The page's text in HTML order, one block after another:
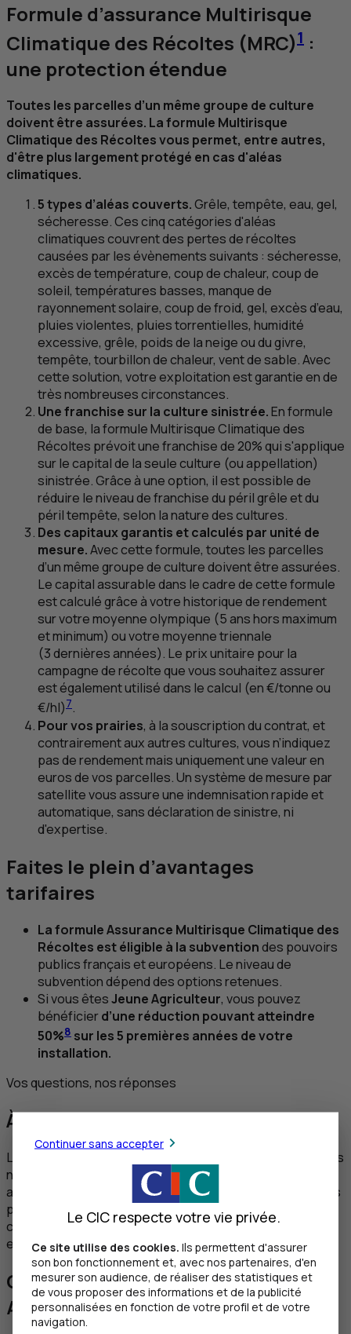
Formule d’assurance Multirisque
Climatique des Récoltes (MRC)1 :
une protection étendue
Toutes les parcelles d’un même groupe de culture
doivent être assurées. La formule Multirisque
Climatique des Récoltes vous permet, entre autres,
d'être plus largement protégé en cas d'aléas
climatiques.
5 types d’aléas couverts.Grêle, tempête, eau, gel,
sécheresse. Ces cinq catégories d'aléas
climatiques couvrent des pertes de récoltes
causées par les évènements suivants : sécheresse,
excès de température, coup de chaleur, coup de
soleil, températures basses, manque de
rayonnement solaire, coup de froid, gel, excès d’eau,
pluies violentes, pluies torrentielles, humidité
excessive, grêle, poids de la neige ou du givre,
tempête, tourbillon de chaleur, vent de sable. Avec
cette solution, votre exploitation est garantie en de
très nombreuses circonstances.
Une franchise sur la culture sinistrée.En formule
de base, la formule Multirisque Climatique des
Récoltes prévoit une franchise de 20% qui s'applique
sur le capital de la seule culture (ou appellation)
sinistrée. Grâce à une option, il est possible de
réduire le niveau de franchise du péril grêle et du
péril tempête, selon la nature des cultures.
Des capitaux garantis et calculés par unité de
mesure.Avec cette formule, toutes les parcelles
d’un même groupe de culture doivent être assurées.
Le capital assurable dans le cadre de cette formule
est calculé grâce à votre historique de rendement
sur votre moyenne olympique (5 ans hors maximum
et minimum) ou votre moyenne triennale
(3 dernières années). Le prix unitaire pour la
campagne de récolte que vous souhaitez assurer
est également utilisé dans le calcul (en €/tonne ou
€/hl)7.
Pour vos prairies, à la souscription du contrat, et
contrairement aux autres cultures, vous n’indiquez
pas de rendement mais uniquement une valeur en
euros de vos parcelles. Un système de mesure par
satellite vous assure une indemnisation rapide et
automatique, sans déclaration de sinistre, ni
d'expertise.
Faites le plein d’avantages
tarifaires
La formule Assurance Multirisque Climatique des
Récoltes est éligible à la subventiondes pouvoirs
publics français et européens. Le niveau de
subvention dépend des options retenues.
Si vous êtesJeune Agriculteur, vous pouvez
bénéficierd’une réduction pouvant atteindre
50%8 sur les 5 premières années de votre
installation.
Vos questions, nos réponses
À quoi sert une assurance récolte ?
Les risques liés aux aléas climatiques sont de plus en plus
nombreux et menacent vos récoltes. Souscrire une
assurance récolte vous permet de pallier les potentielles
pertes de revenus survenues à la suite d’un événement
climatique (grêle, tempête, gel, sécheresse ou encore
excès d’eau).
Comment souscrire le contrat
Assurance Récolte duCIC?
Continuer sans accepter
Le CIC respecte votre vie privée.
Ce site utilise des cookies. Ils permettent d'assurer
son bon fonctionnement et, avec nos partenaires, d'en
mesurer son audience, de réaliser des statistiques et
de vous proposer des informations et de la publicité
personnalisées en fonction de votre profil et de votre
navigation.